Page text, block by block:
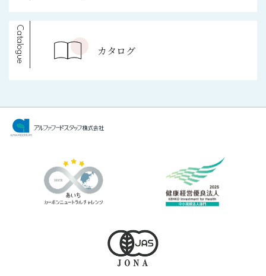
「個人情報の管理」
(1) 当社は、個人情報の正確性を保ち、これを安全に
などを防止するため、不正アクセス、コンピュー
(3) 当社は、個人情報を持ち出し、外部へ送信する等
により漏洩させません。
「個人情報の開示・訂正・利用停止・消去」
正・利用停止・消去等を求める権利を有している
ことを確認し、これらの請求がある場合には、異
議なく速やかに対応致します。
Catalogue カタログ